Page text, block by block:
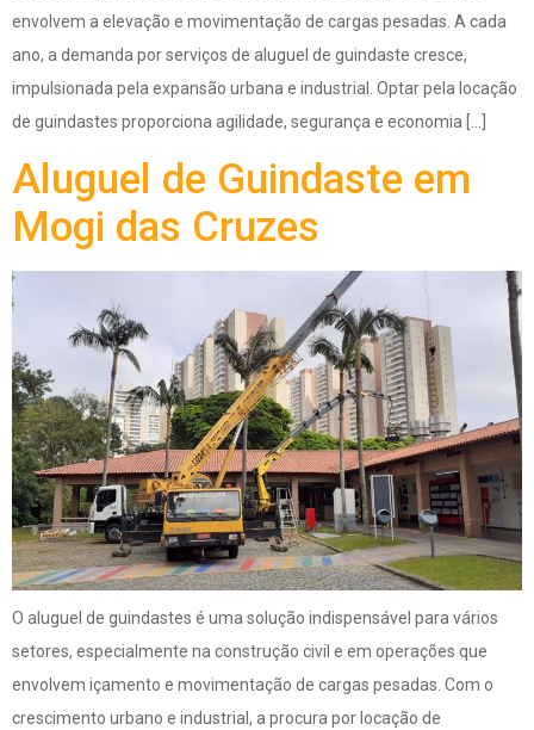
envolvem a elevação e movimentação de cargas pesadas. A cada
ano, a demanda por serviços de aluguel de guindaste cresce,
impulsionada pela expansão urbana e industrial. Optar pela locação
de guindastes proporciona agilidade, segurança e economia […]
Aluguel de Guindaste em
Mogi das Cruzes
O aluguel de guindastes é uma solução indispensável para vários
setores, especialmente na construção civil e em operações que
envolvem içamento e movimentação de cargas pesadas. Com o
crescimento urbano e industrial, a procura por locação de